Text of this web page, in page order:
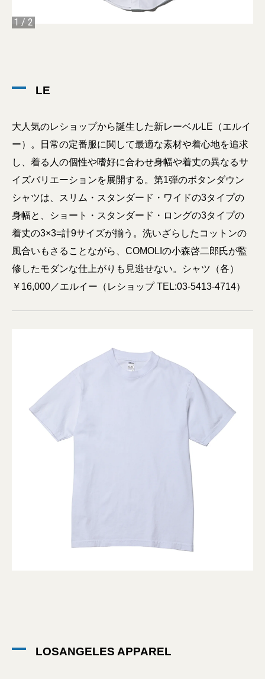
1 / 2
LE
大人気のレショップから誕生した新レーベルLE（エルイ
ー）。日常の定番服に関して最適な素材や着心地を追求
し、着る人の個性や嗜好に合わせ身幅や着丈の異なるサ
イズバリエーションを展開する。第1弾のボタンダウン
シャツは、スリム・スタンダード・ワイドの3タイプの
身幅と、ショート・スタンダード・ロングの3タイプの
着丈の3×3=計9サイズが揃う。洗いざらしたコットンの
風合いもさることながら、COMOLIの小森啓二郎氏が監
修したモダンな仕上がりも見逃せない。シャツ（各）
￥16,000／エルイー（レショップ TEL:03-5413-4714）
LOSANGELES APPAREL